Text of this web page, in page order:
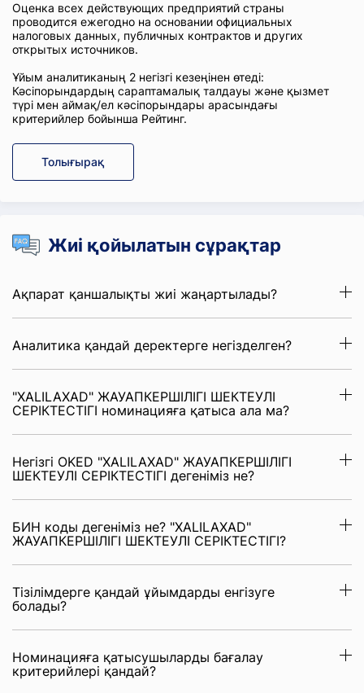
Оценка всех действующих предприятий страны
проводится ежегодно на основании официальных
налоговых данных, публичных контрактов и других
открытых источников.
Ұйым аналитиканың 2 негізгі кезеңінен өтеді:
Кәсіпорындардың сараптамалық талдауы және қызмет
түрі мен аймақ/ел кәсіпорындары арасындағы
критерийлер бойынша Рейтинг.
Толығырақ
Жиі қойылатын сұрақтар
Ақпарат қаншалықты жиі жаңартылады?
Аналитика қандай деректерге негізделген?
"XALILAXAD" ЖАУАПКЕРШІЛІГІ ШЕКТЕУЛІ
СЕРІКТЕСТІГІ номинацияға қатыса ала ма?
Негізгі OKED "XALILAXAD" ЖАУАПКЕРШІЛІГІ
ШЕКТЕУЛІ СЕРІКТЕСТІГІ дегеніміз не?
БИН коды дегеніміз не? "XALILAXAD"
ЖАУАПКЕРШІЛІГІ ШЕКТЕУЛІ СЕРІКТЕСТІГІ?
Тізілімдерге қандай ұйымдарды енгізуге
болады?
Номинацияға қатысушыларды бағалау
критерийлері қандай?